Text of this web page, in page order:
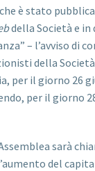
è stato
della Società e in
– l’avviso di
della
per il giorno 26
per il giorno
sarà
del